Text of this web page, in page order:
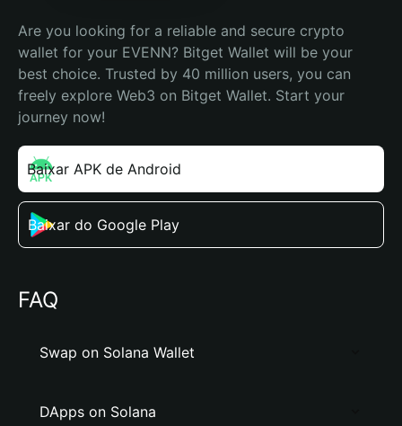
Are you looking for a reliable and secure crypto
wallet for your EVENN? Bitget Wallet will be your
best choice. Trusted by 40 million users, you can
freely explore Web3 on Bitget Wallet. Start your
journey now!
Baixar APK de Android
Baixar do Google Play
FAQ
Swap on Solana Wallet
DApps on Solana